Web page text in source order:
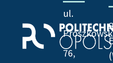
ul.
76,